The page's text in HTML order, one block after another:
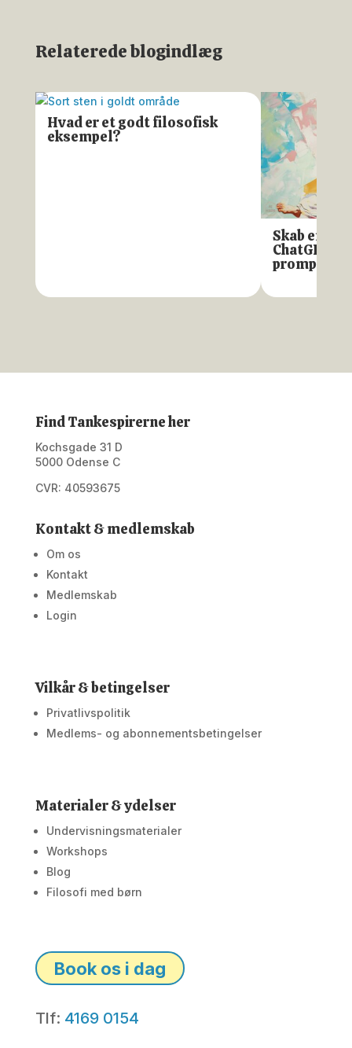
Relaterede blogindlæg
Hvad er et godt filosofisk
eksempel?
Skab en
ChatGPT
prompting
Find Tankespirerne her
Kochsgade 31 D
5000 Odense C
CVR: 40593675
Kontakt & medlemskab
Om os
Kontakt
Medlemskab
Login
Vilkår & betingelser
Privatlivspolitik
Medlems- og abonnementsbetingelser
Materialer & ydelser
Undervisningsmaterialer
Workshops
Blog
Filosofi med børn
Book os i dag
Tlf: 4169 0154